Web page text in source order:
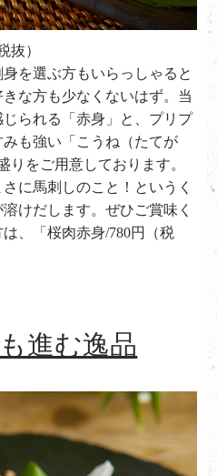
抜）
を選ぶ方もいらっしゃると
な方も少なくないはず。当
られる「赤身」と、プリプ
も強い「こうね（たてが
りをご用意しております。
に馬刺しのこと！というく
けだします。ぜひご賞味く
、「桜肉赤身/780円（税
進む逸品